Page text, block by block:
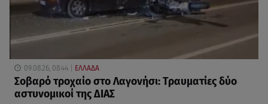
09.08.26, 08:44 ΕΛΛΑΔΑ
Σοβαρό τροχαίο στο Λαγονήσι: Τραυματίες δύο
αστυνομικοί της ΔΙΑΣ